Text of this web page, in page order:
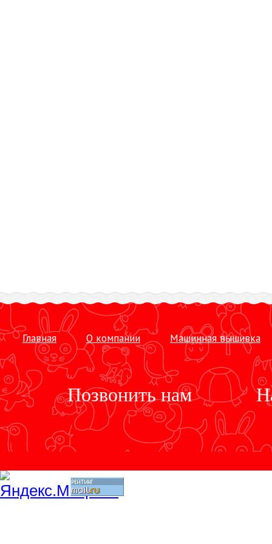
Главная О компании Машинная вышивка
Позвонить нам